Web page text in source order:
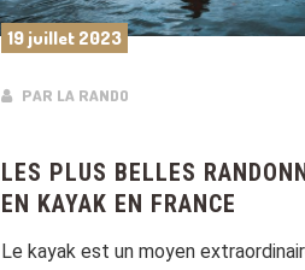
19 juillet 2023
PAR LA RANDO
LES PLUS BELLES
EN KAYAK EN FRANCE
Le kayak est un moyen